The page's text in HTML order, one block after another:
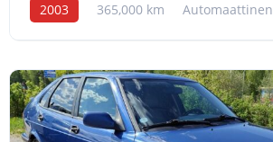
2003 365,000 km Automaattinen